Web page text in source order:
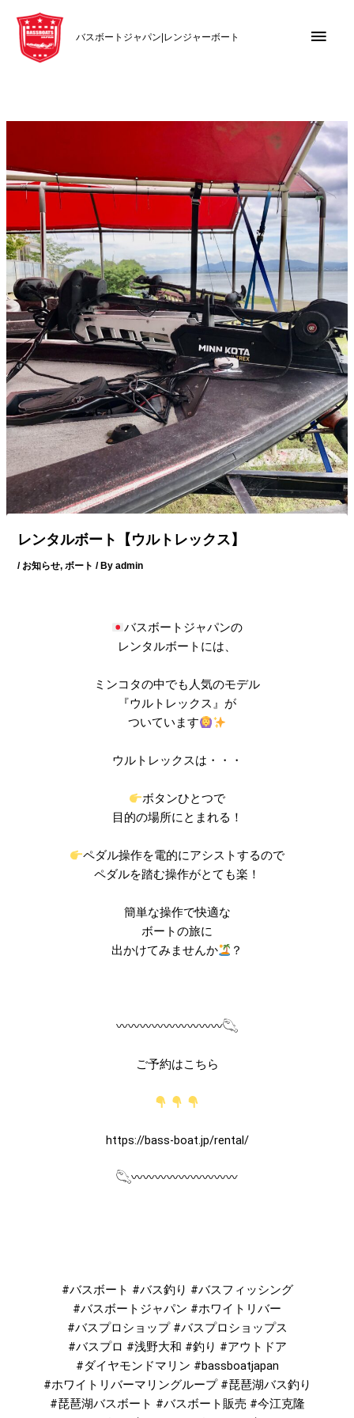
プ
バスボートジャパン|レンジャーボート
メ
ニ
ュ
ー
レンタルボート【ウルトレックス】
/ お知らせ, ボート / Byadmin
バスボートジャパンの
レンタルボートには、
ミンコタの中でも人気のモデル
『ウルトレックス』が
ついています
ウルトレックスは・・・
ボタンひとつで
目的の場所にとまれる！
ペダル操作を電的にアシストするので
ペダルを踏む操作がとても楽！
簡単な操作で快適な
ボートの旅に
出かけてみませんか
？
〰︎〰︎〰︎〰︎〰︎〰︎〰︎〰︎〰︎𓆡
ご予約はこちら
https://bass-boat.jp/rental/
𓆡〰︎〰︎〰︎〰︎〰︎〰︎〰︎〰︎〰
#バスボート #バス釣り #バスフィッシング
#バスボートジャパン #ホワイトリバー
#バスプロショップ #バスプロショップス
#バスプロ #浅野大和 #釣り #アウトドア
#ダイヤモンドマリン #bassboatjapan
#ホワイトリバーマリングループ #琵琶湖バス釣り
#琵琶湖バスボート #バスボート販売 #今江克隆